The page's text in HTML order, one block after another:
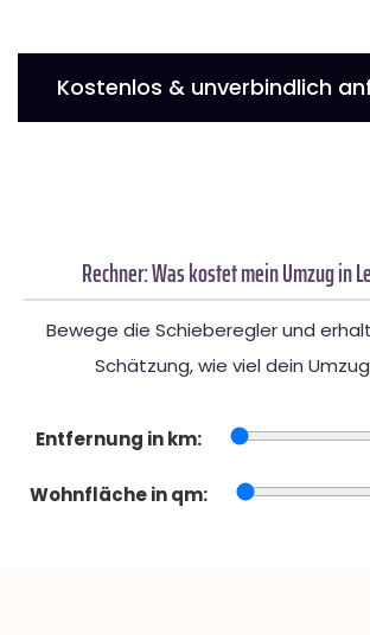
Kostenlos & unverbindlich
Rechner: Was kostet mein Umzug in
Bewege die Schieberegler und
Schätzung, wie viel dein
Entfernung in km:
Wohnfläche in qm: